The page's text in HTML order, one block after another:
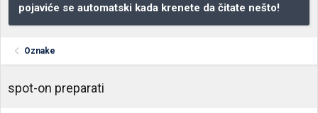
pojaviće se automatski kada krenete da čitate nešto!
Oznake
spot-on preparati